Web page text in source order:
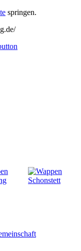
springen.